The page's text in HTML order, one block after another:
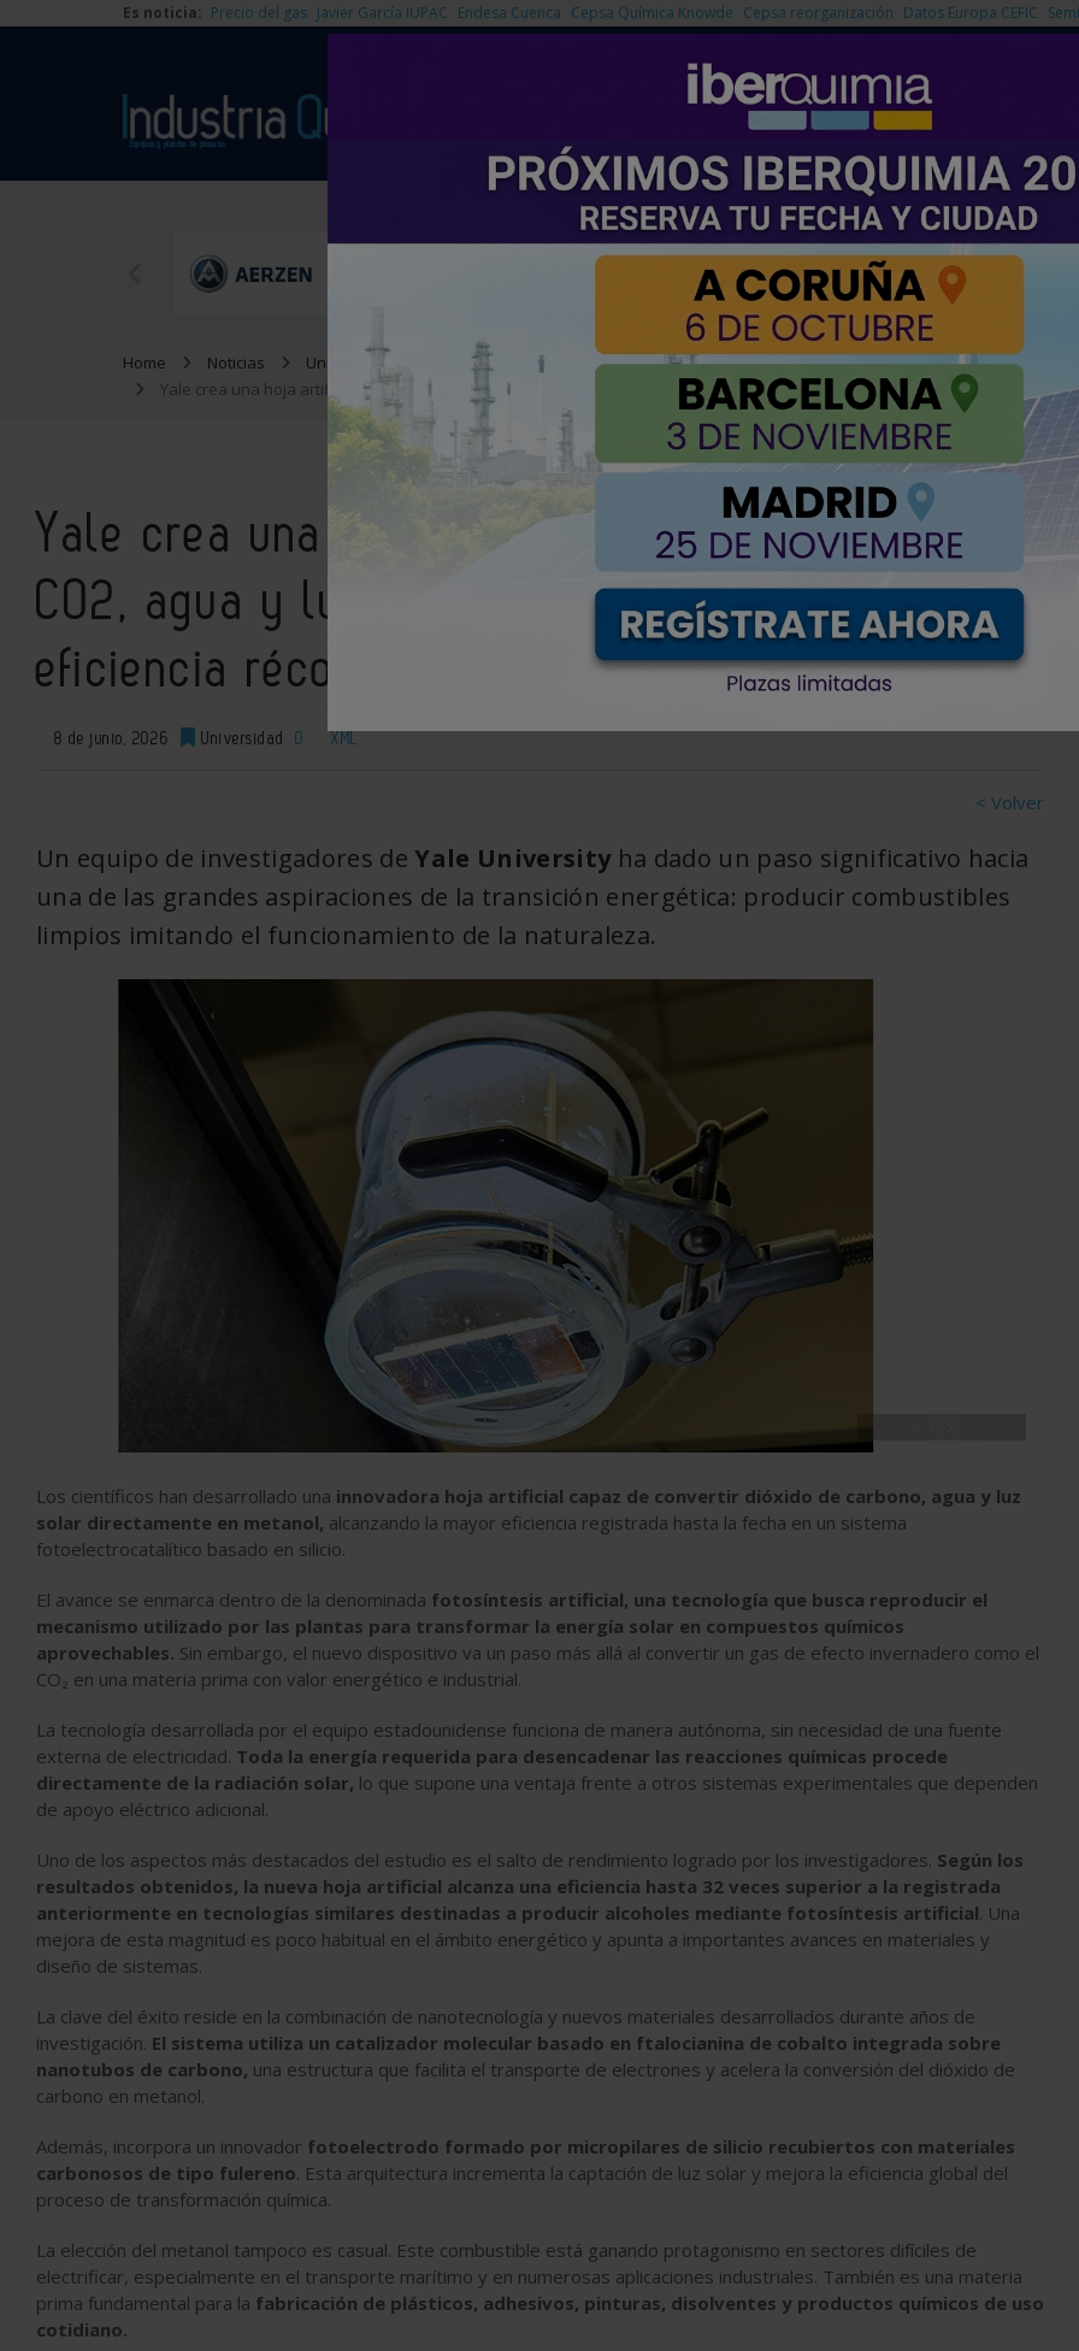
Es noticia: Precio del gas Javier García IUPAC Endesa Cuenca Cepsa Química Knowde Cepsa reorganización Datos Europa CEFIC
NOTICIAS PRODUCTOS
EMPRESAS PREMIUM
Home Noticias
Universidad
Yale crea una hoja artificial que transforma CO2, agua y luz solar en combustible con una eficiencia récord
Yale crea una hoja artificial que transforma
CO2, agua y luz solar en combustible con una
eficiencia récord
8 de junio, 2026 Universidad 0 XML
< Volver
Un equipo de investigadores deYale Universityha dado un paso significativo hacia
una de las grandes aspiraciones de la transición energética: producir combustibles
limpios imitando el funcionamiento de la naturaleza.
Los científicos han desarrollado una innovadora hoja artificial capaz de convertir dióxido de carbono, agua y luz
solar directamente en metanol, alcanzando la mayor eficiencia registrada hasta la fecha en un sistema
fotoelectrocatalítico basado en silicio.
El avance se enmarca dentro de la denominada fotosíntesis artificial, una tecnología que busca reproducir el
mecanismo utilizado por las plantas para transformar la energía solar en compuestos químicos
aprovechables. Sin embargo, el nuevo dispositivo va un paso más allá al convertir un gas de efecto invernadero como el
CO₂ en una materia prima con valor energético e industrial.
La tecnología desarrollada por el equipo estadounidense funciona de manera autónoma, sin necesidad de una fuente
externa de electricidad. Toda la energía requerida para desencadenar las reacciones químicas procede
directamente de la radiación solar, lo que supone una ventaja frente a otros sistemas experimentales que dependen
de apoyo eléctrico adicional.
Uno de los aspectos más destacados del estudio es el salto de rendimiento logrado por los investigadores. Según los
resultados obtenidos, la nueva hoja artificial alcanza una eficiencia hasta 32 veces superior a la registrada
anteriormente en tecnologías similares destinadas a producir alcoholes mediante fotosíntesis artificial. Una
mejora de esta magnitud es poco habitual en el ámbito energético y apunta a importantes avances en materiales y
diseño de sistemas.
La clave del éxito reside en la combinación de nanotecnología y nuevos materiales desarrollados durante años de
investigación. El sistema utiliza un catalizador molecular basado en ftalocianina de cobalto integrada sobre
nanotubos de carbono, una estructura que facilita el transporte de electrones y acelera la conversión del dióxido de
carbono en metanol.
Además, incorpora un innovador fotoelectrodo formado por micropilares de silicio recubiertos con materiales
carbonosos de tipo fulereno. Esta arquitectura incrementa la captación de luz solar y mejora la eficiencia global del
proceso de transformación química.
La elección del metanol tampoco es casual. Este combustible está ganando protagonismo en sectores difíciles de
electrificar, especialmente en el transporte marítimo y en numerosas aplicaciones industriales. También es una materia
prima fundamental para la fabricación de plásticos, adhesivos, pinturas, disolventes y productos químicos de uso
cotidiano.